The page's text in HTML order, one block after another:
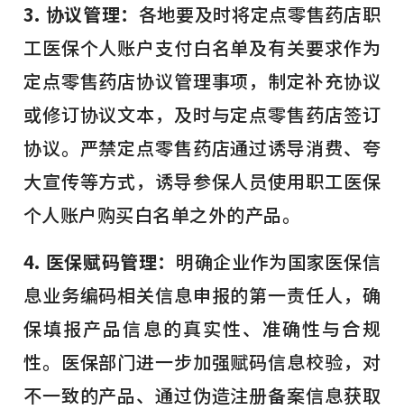
3. 协议管理： 各地要及时将定点零售药店职
工医保个人账户支付白名单及有关要求作为
定点零售药店协议管理事项，制定补充协议
或修订协议文本，及时与定点零售药店签订
协议。严禁定点零售药店通过诱导消费、夸
大宣传等方式，诱导参保人员使用职工医保
个人账户购买白名单之外的产品。
4. 医保赋码管理： 明确企业作为国家医保信
息业务编码相关信息申报的第一责任人，确
保填报产品信息的真实性、准确性与合规
性。医保部门进一步加强赋码信息校验，对
不一致的产品、通过伪造注册备案信息获取